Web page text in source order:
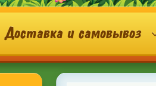
Доставка и самовывоз